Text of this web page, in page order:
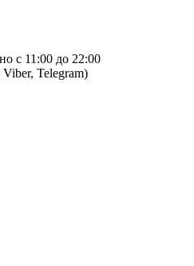
с 11:00 до 22:00
Telegram)